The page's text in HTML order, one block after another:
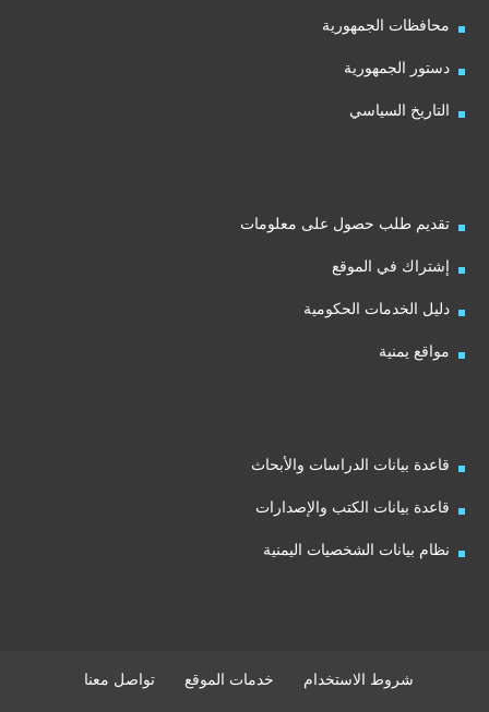
محافظات الجمهورية
دستور الجمهورية
التاريخ السياسي
تقديم طلب حصول على معلومات
إشتراك في الموقع
دليل الخدمات الحكومية
مواقع يمنية
قاعدة بيانات الدراسات والأبحاث
قاعدة بيانات الكتب والإصدارات
نظام بيانات الشخصيات اليمنية
شروط الاستخدام خدمات الموقع تواصل معنا